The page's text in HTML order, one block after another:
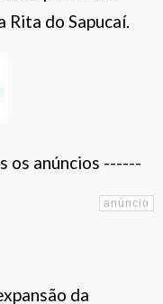
Rita do Sapucaí.
os anúncios ------
da